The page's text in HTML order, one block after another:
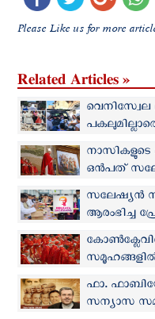
Please Like us for more
Related Articles »
വെനിസ്വേല
ഒന്‍പത്
പദവിയില്‍
സലേഷ്യൻ
ആരംഭിച്ച
സമൂഹങ്ങളില്‍
ഏറ്റവും
നിന്ന്
ഫാ.
സന്യാസ